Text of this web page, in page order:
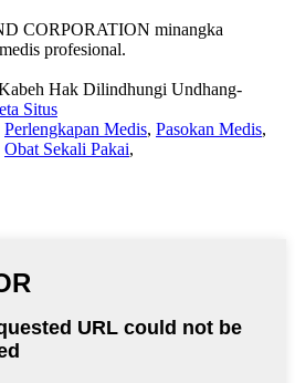
CORPORATION minangka
profesional.
Hak Dilindhungi Undhang-
Situs
Perlengkapan Medis, Pasokan Medis,
Obat Sekali Pakai,